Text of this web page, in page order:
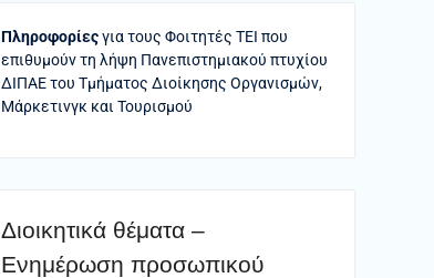
Πληροφορίεςγια τους Φοιτητές ΤΕΙ που
επιθυμούν τη λήψη Πανεπιστημιακού πτυχίου
ΔΙΠΑΕ του Τμήματος Διοίκησης Οργανισμών,
Μάρκετινγκ και Τουρισμού
Διοικητικά θέματα –
Ενημέρωση προσωπικού